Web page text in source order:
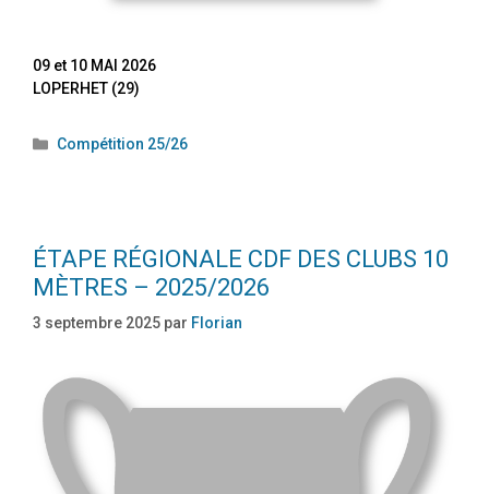
09 et 10 MAI 2026
LOPERHET (29)
Compétition 25/26
ÉTAPE RÉGIONALE CDF DES CLUBS 10
MÈTRES – 2025/2026
3 septembre 2025 par Florian